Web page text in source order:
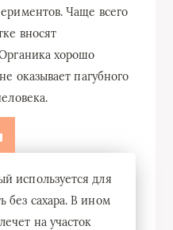
Чаще всего
вносят
хорошо
оказывает пагубного
используется для
без сахара. В ином
на участок